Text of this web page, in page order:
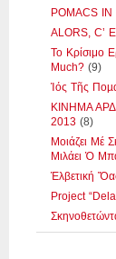
POMACS
ALORS, C’
Το Κρίσιμο
Much? (9)
Ἰός Τῆς
ΚΙΝΗΜΑ
2013 (8)
Μοιάζει Μέ
Μιλάει Ὁ
Ἑλβετική
Project